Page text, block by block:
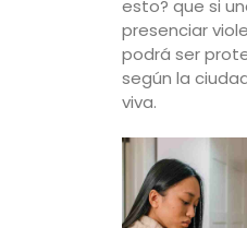
esto? que si
presenciar
podrá ser
según la
viva.